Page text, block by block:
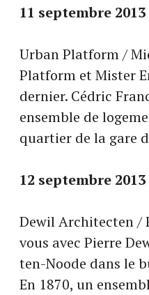
11 septembre
Urban Platform /
Platform et Mister
dernier. Cédric
ensemble de
quartier de la gare
12 septembre
Dewil Architecten /
vous avec Pierre
ten-Noode dans le
En 1870, un